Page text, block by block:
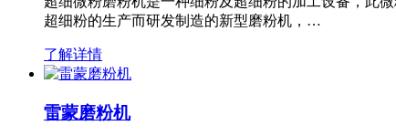
超细粉的生产而研发制造的新型磨粉机，…
了解详情
雷蒙磨粉机